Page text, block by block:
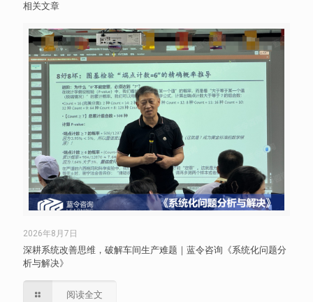
相关文章
2026年8月7日
深耕系统改善思维，破解车间生产难题｜蓝令咨询《系统化问题分
析与解决》
阅读全文